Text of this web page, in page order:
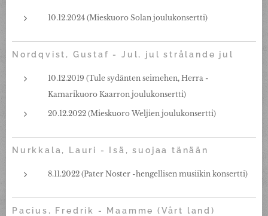
10.12.2024 (Mieskuoro Solan joulukonsertti)
Nordqvist, Gustaf - Jul, jul strålande jul
10.12.2019 (Tule sydänten seimehen, Herra -
Kamarikuoro Kaarron joulukonsertti)
20.12.2022 (Mieskuoro Weljien joulukonsertti)
Nurkkala, Lauri - Isä, suojaa tänään
8.11.2022 (Pater Noster -hengellisen musiikin konsertti)
Pacius, Fredrik - Maamme (Vårt land)